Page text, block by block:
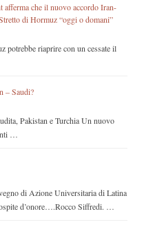
afferma che il nuovo accordo Iran-
di Hormuz “oggi o domani”
potrebbe riaprire con un cessate il
– Saudi?
Pakistan e Turchia Un nuovo
…
di Azione Universitaria di Latina
d’onore….Rocco Siffredi. …